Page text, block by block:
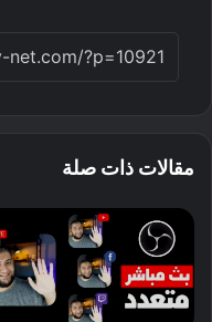
مقالات ذات صلة